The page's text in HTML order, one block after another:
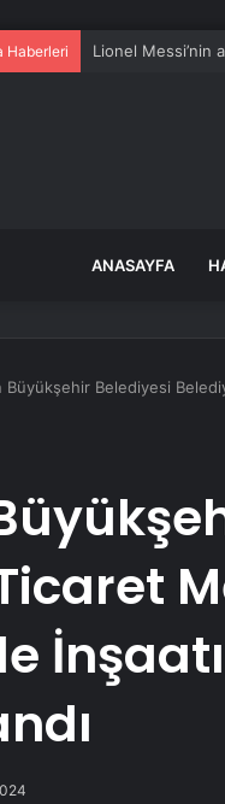
Haberleri Lionel Messi’nin
ANASAYFA
Büyükşehir Belediyesi